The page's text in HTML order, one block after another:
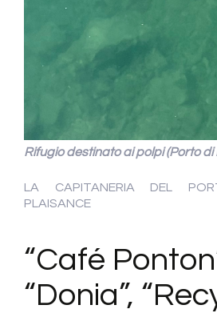
Rifugio destinato ai polpi (Porto
LA CAPITANERIA DEL
PLAISANCE
“Café
“Donia”,